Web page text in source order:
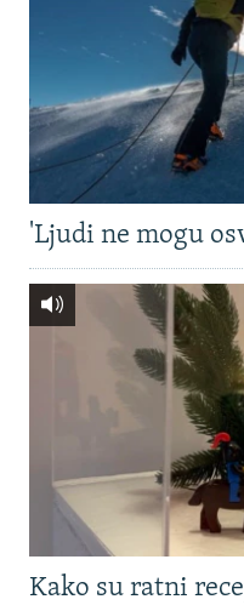
'Ljudi ne mogu
Kako su ratni